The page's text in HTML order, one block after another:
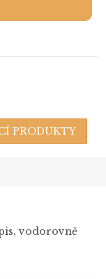
PRODUKTY
vodorovně